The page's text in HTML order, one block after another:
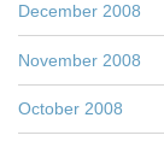
December 2008
November 2008
October 2008